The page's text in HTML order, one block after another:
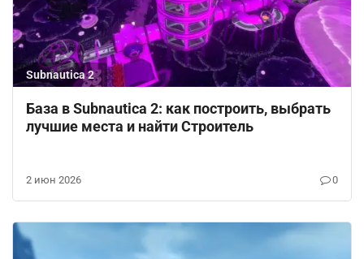
Subnautica 2
База в Subnautica 2: как построить, выбрать
лучшие места и найти Строитель
2 июн 2026 0